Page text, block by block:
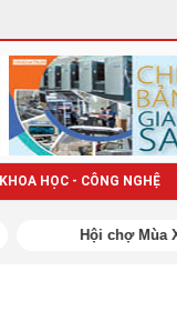
KHOA HỌC - CÔNG NGHỆ